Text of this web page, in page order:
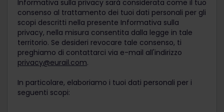
Informativa sulla privacy sarà considerata come il tuo
consenso al trattamento dei tuoi dati personali per gli
scopi descritti nella presente Informativa sulla
privacy, nella misura consentita dalla legge in tale
territorio. Se desideri revocare tale consenso, ti
preghiamo di contattarci via e-mail all'indirizzo
privacy@eurail.com.
In particolare, elaboriamo i tuoi dati personali per i
seguenti scopi: